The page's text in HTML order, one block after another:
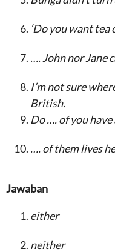
‘Do you want tea
…. John nor Jane
I’m not sure
British.
Do …. of you
…. of them lives
Jawaban
either
neither